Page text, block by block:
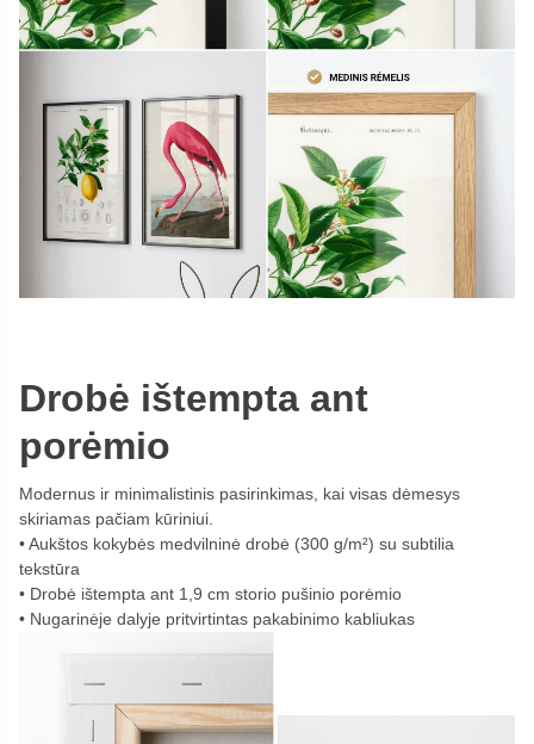
Drobė ištempta ant
porėmio
Modernus ir minimalistinis pasirinkimas, kai visas dėmesys
skiriamas pačiam kūriniui.
Aukštos kokybės medvilninė drobė (300 g/m²) su subtilia
tekstūra
Drobė ištempta ant 1,9 cm storio pušinio porėmio
Nugarinėje dalyje pritvirtintas pakabinimo kabliukas